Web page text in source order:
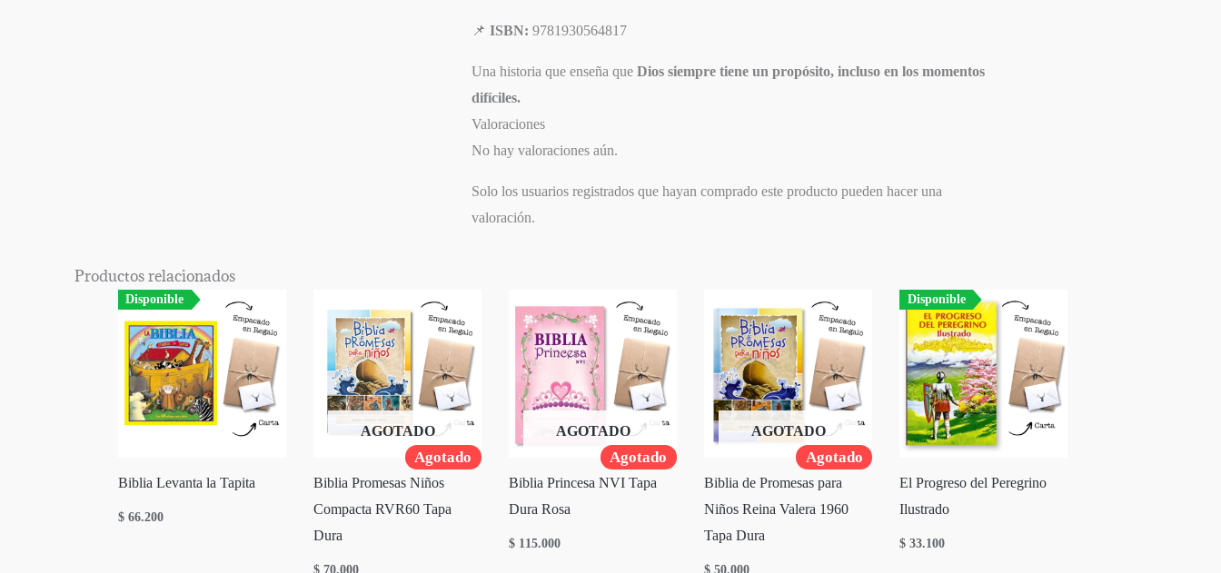
📌ISBN: 9781930564817
Una historia que enseña queDios siempre tiene un propósito, incluso en los momentos
difíciles.
Valoraciones
No hay valoraciones aún.
Solo los usuarios registrados que hayan comprado este producto pueden hacer una
valoración.
Productos relacionados
Disponible
Biblia Levanta la Tapita
$ 66.200
Agotado
AGOTADO
Biblia Promesas Niños
Compacta RVR60 Tapa
Dura
$ 70.000
Agotado
AGOTADO
Biblia Princesa NVI Tapa
Dura Rosa
$ 115.000
Agotado
AGOTADO
Biblia de Promesas para
Niños Reina Valera 1960
Tapa Dura
$ 50.000
Disponible
El Progreso del Peregrino
Ilustrado
$ 33.100